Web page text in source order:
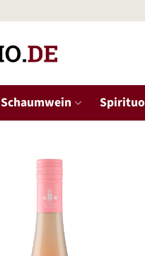
Schaumwein